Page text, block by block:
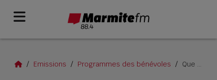
Emissions Programmes des bénévoles Que Choisir Ensemble à votre service